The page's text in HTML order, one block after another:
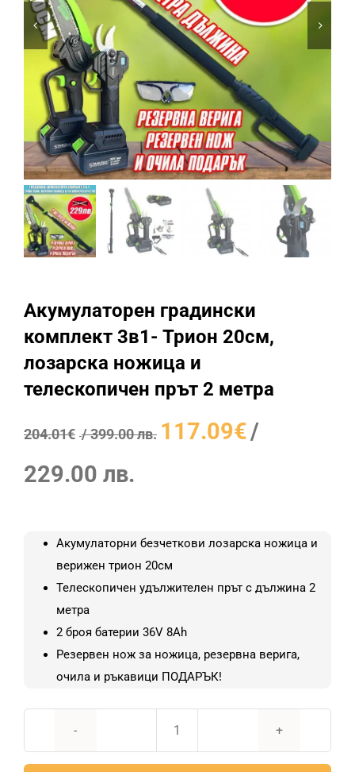
Промоции
Акумулаторен градински
комплект 3в1- Трион 20см,
лозарска ножица и
телескопичен прът 2 метра
204.01€ / 399.00 лв.
Original
price
117.09€/
229.00 лв.
/
229.00
лв..
Акумулаторни безчеткови лозарска ножица и
верижен трион 20см
Телескопичен удължителен прът с дължина 2
метра
2 броя батерии 36V 8Ah
Резервен нож за ножица, резервна верига,
очила и ръкавици ПОДАРЪК!
за